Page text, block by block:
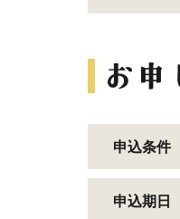
申込条件
申込期日